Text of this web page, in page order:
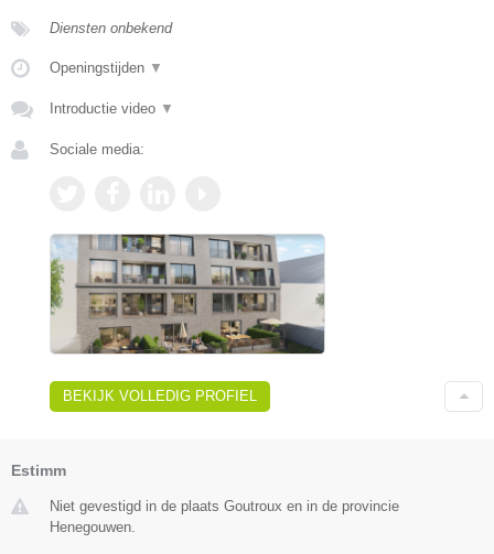
Diensten onbekend
Openingstijden ▼
Introductie video ▼
Sociale media:
BEKIJK VOLLEDIG PROFIEL
Estimm
Niet gevestigd in de plaats Goutroux en in de provincie
Henegouwen.